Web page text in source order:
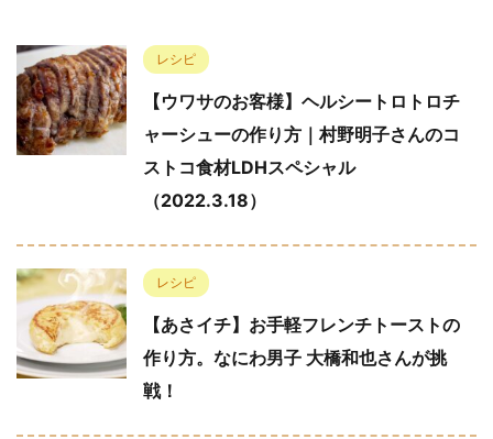
レシピ
【ウワサのお客様】ヘルシートロトロチ
ャーシューの作り方｜村野明子さんのコ
ストコ食材LDHスペシャル
（2022.3.18）
レシピ
【あさイチ】お手軽フレンチトーストの
作り方。なにわ男子 大橋和也さんが挑
戦！